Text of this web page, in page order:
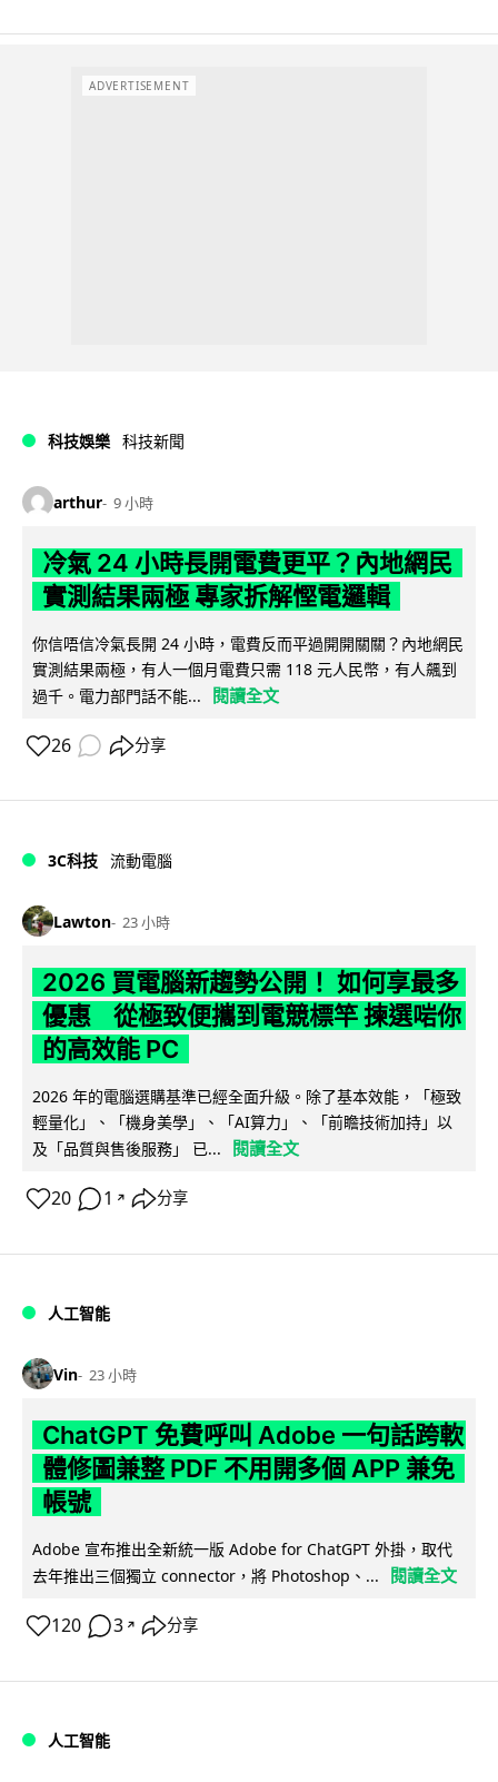
ADVERTISEMENT
科技娛樂 科技新聞
arthur 9 小時
冷氣 24 小時長開電費更平？內地網民
實測結果兩極 專家拆解慳電邏輯
你信唔信冷氣長開 24 小時，電費反而平過開開關關？內地網民
實測結果兩極，有人一個月電費只需 118 元人民幣，有人飆到
過千。電力部門話不能...
閱讀全文
26 分享
3C科技 流動電腦
Lawton 23 小時
2026 買電腦新趨勢公開！ 如何享最多
優惠 從極致便攜到電競標竿 揀選啱你
的高效能 PC
2026 年的電腦選購基準已經全面升級。除了基本效能，「極致
輕量化」、「機身美學」、「AI算力」、「前瞻技術加持」以
及「品質與售後服務」 已...
閱讀全文
20 1 ↗ 分享
人工智能
Vin 23 小時
ChatGPT 免費呼叫 Adobe 一句話跨軟
體修圖兼整 PDF 不用開多個 APP 兼免
帳號
Adobe 宣布推出全新統一版 Adobe for ChatGPT 外掛，取代
去年推出三個獨立 connector，將 Photoshop、...
閱讀全文
120 3 ↗ 分享
人工智能